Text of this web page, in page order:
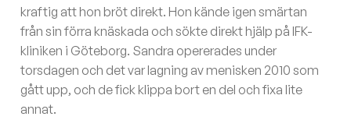
kraftig att hon bröt direkt. Hon kände igen smärtan
från sin förra knäskada och sökte direkt hjälp på IFK-
kliniken i Göteborg. Sandra opererades under
torsdagen och det var lagning av menisken 2010 som
gått upp, och de fick klippa bort en del och fixa lite
annat.